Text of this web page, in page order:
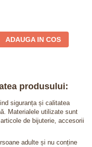
ADAUGA IN COS
produsului:
siguranța și calitatea
Materialele utilizate sunt
de bijuterie, accesorii
adulte și nu conține